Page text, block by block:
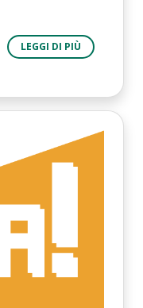
LEGGI DI PIÙ